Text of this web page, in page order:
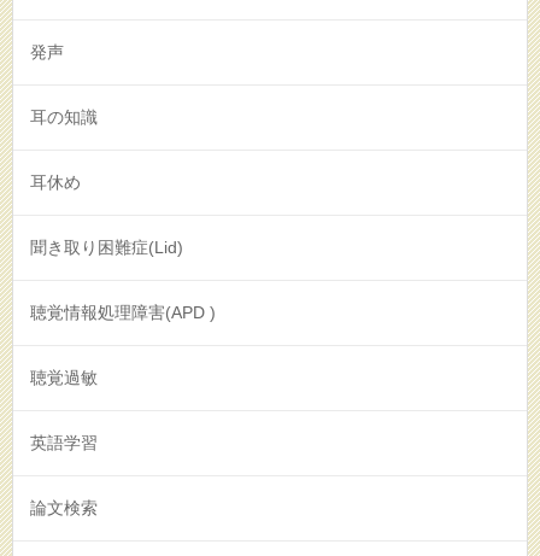
発声
耳の知識
耳休め
聞き取り困難症(Lid)
聴覚情報処理障害(APD )
聴覚過敏
英語学習
論文検索